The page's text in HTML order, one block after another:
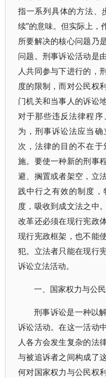
指一系列具体的方法、
续”的意味。但实际上，
所要解决的核心问题乃
问题。刑事诉讼活动是
人共同参与下进行的，
度的限制，而对公民权
门机关和当事人的诉讼
对于那些违反法律程
为，刑事诉讼法应当
次，法律的目的不在
施。要使一种新的刑事
避、搁置或者架空，立
践中行之有效的制度
度，吸收到成文法之中
改革还必须在现行宪政
现行宪政框架，也不能
犯。立法者只能在现行
诉讼立法活动。
一、国家权力与公
刑事诉讼是一种以
诉讼活动。在这一活动
人各方会发生复杂的法
与被追诉者之间构成了
何对国家权力与公民权